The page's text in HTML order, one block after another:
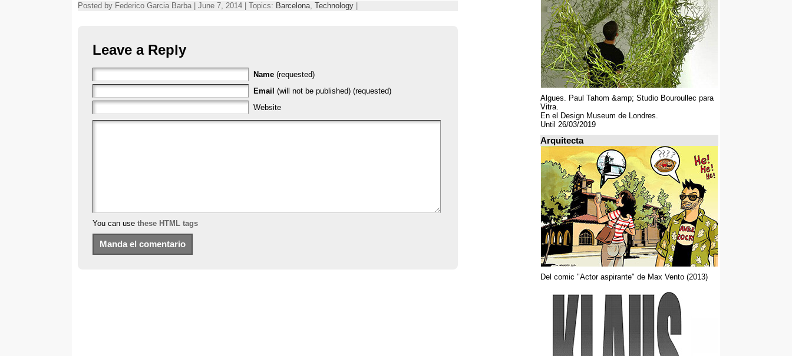
Posted by Federico Garcia Barba | June 7, 2014 | Topics: Barcelona Technology
Leave a Reply
Name (requested)
Email (will not be published) (requested)
Website
You can use these HTML tags
Algues. Paul Tahom &amp; Studio Bouroullec para
Vitra.
En el Design Museum de Londres.
Until 26/03/2019
Arquitecta
Del comic "Actor aspirante" de Max Vento (2013)